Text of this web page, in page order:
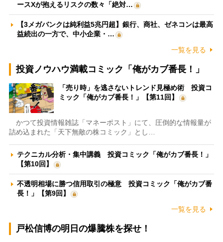
ースXが抱えるリスクの数々「絶対…
【3メガバンクは純利益5兆円超】銀行、商社、ゼネコンは最高
益続出の一方で、中小企業・…
一覧を見る
投資ノウハウ満載コミック「俺がカブ番長！」
「売り時」を逃さないトレンド見極め術 投資コ
ミック「俺がカブ番長！」【第11回】
かつて投資情報雑誌「マネーポスト」にて、圧倒的な情報量が
詰め込まれた「天下無敵の株コミック」とし…
テクニカル分析・集中講義 投資コミック「俺がカブ番長！」
【第10回】
不透明相場に勝つ信用取引の極意 投資コミック「俺がカブ番
長！」【第9回】
一覧を見る
戸松信博の明日の爆騰株を探せ！